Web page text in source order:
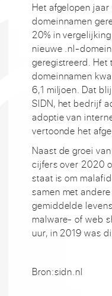
Het afgelopen
domeinnamen
20% in
nieuwe .nl-
geregistreerd.
domeinnamen
6,1 miljoen. Dat
SIDN, het bedrijf
adoptie van
vertoonde het
Naast de groei
cijfers over 2020
staat is om
samen met
gemiddelde
malware- of web
uur, in 2019 was
Bron:sidn.nl